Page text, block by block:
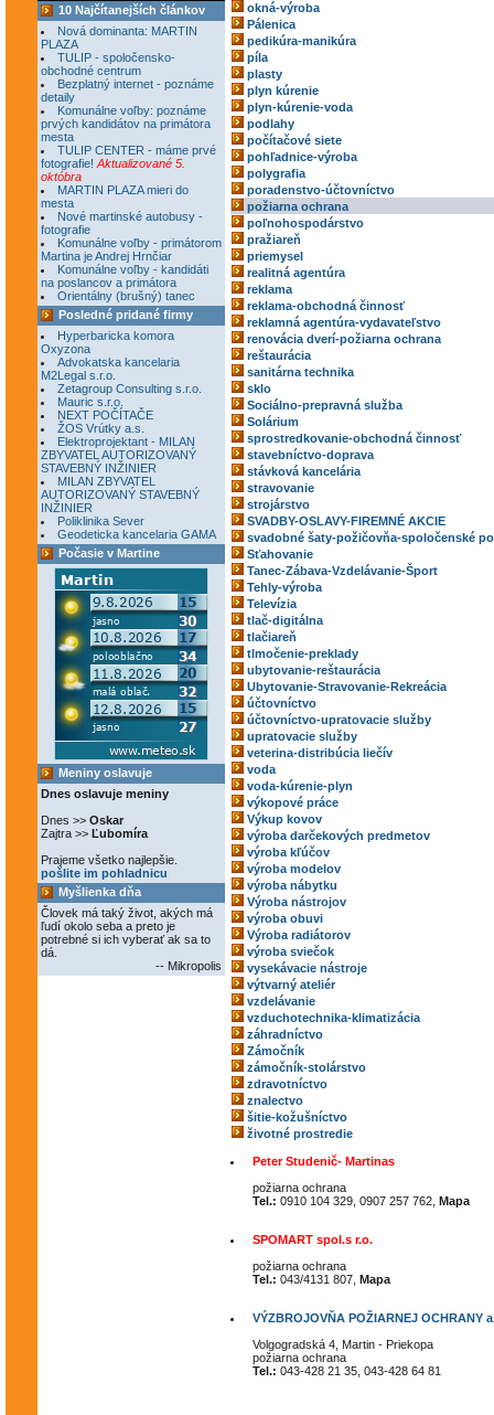
10 Najčítanejších článkov
Nová dominanta: MARTIN
PLAZA
TULIP - spoločensko-
obchodné centrum
Bezplatný internet - poznáme
detaily
Komunálne voľby: poznáme
prvých kandidátov na primátora
mesta
TULIP CENTER - máme prvé
fotografie! Aktualizované 5.
októbra
MARTIN PLAZA mieri do
mesta
Nové martinské autobusy -
fotografie
Komunálne voľby - primátorom
Martina je Andrej Hrnčiar
Komunálne voľby - kandidáti
na poslancov a primátora
Orientálny (brušný) tanec
Posledné pridané firmy
Hyperbaricka komora
Oxyzona
Advokatska kancelaria
M2Legal s.r.o.
Zetagroup Consulting s.r.o.
Mauric s.r.o.
NEXT POČÍTAČE
ŽOS Vrútky a.s.
Elektroprojektant - MILAN
ZBYVATEL AUTORIZOVANÝ
STAVEBNÝ INŽINIER
MILAN ZBYVATEL
AUTORIZOVANÝ STAVEBNÝ
INŽINIER
Poliklinika Sever
Geodeticka kancelaria GAMA
Počasie v Martine
Meniny oslavuje
Dnes oslavuje meniny
Dnes >> Oskar
Zajtra >> Ľubomíra
Prajeme všetko najlepšie.
pošlite im pohladnicu
Myšlienka dňa
Človek má taký život, akých má
ľudí okolo seba a preto je
potrebné si ich vyberať ak sa to
dá.
-- Mikropolis
okná-výroba
Pálenica
pedikúra-manikúra
píla
plasty
plyn kúrenie
plyn-kúrenie-voda
podlahy
počítačové siete
pohľadnice-výroba
polygrafia
poradenstvo-účtovníctvo
požiarna ochrana
poľnohospodárstvo
pražiareň
priemysel
realitná agentúra
reklama
reklama-obchodná činnosť
reklamná agentúra-vydavateľstvo
renovácia dverí-požiarna ochrana
reštaurácia
sanitárna technika
sklo
Sociálno-prepravná služba
Solárium
sprostredkovanie-obchodná činnosť
stavebníctvo-doprava
stávková kancelária
stravovanie
strojárstvo
SVADBY-OSLAVY-FIREMNÉ AKCIE
svadobné šaty-požičovňa-spoločenské
Sťahovanie
Tanec-Zábava-Vzdelávanie-Šport
Tehly-výroba
Televízia
tlač-digitálna
tlačiareň
tlmočenie-preklady
ubytovanie-reštaurácia
Ubytovanie-Stravovanie-Rekreácia
účtovníctvo
účtovníctvo-upratovacie služby
upratovacie služby
veterina-distribúcia liečív
voda
voda-kúrenie-plyn
výkopové práce
Výkup kovov
výroba darčekových predmetov
výroba kľúčov
výroba modelov
výroba nábytku
Výroba nástrojov
výroba obuvi
Výroba radiátorov
výroba sviečok
vysekávacie nástroje
výtvarný ateliér
vzdelávanie
vzduchotechnika-klimatizácia
záhradníctvo
Zámočník
zámočník-stolárstvo
zdravotníctvo
znalectvo
šitie-kožušníctvo
životné prostredie
Peter Studenič- Martinas
požiarna ochrana
Tel.: 0910 104 329, 0907 257 762, Mapa
SPOMART spol.s r.o.
požiarna ochrana
Tel.: 043/4131 807, Mapa
VÝZBROJOVŇA POŽIARNEJ OCHRANY
Volgogradská 4, Martin - Priekopa
požiarna ochrana
Tel.: 043-428 21 35, 043-428 64 81